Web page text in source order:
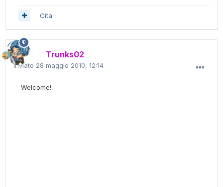
Cita
Trunks02
Inviato 28 maggio 2010, 12:14
Welcome!